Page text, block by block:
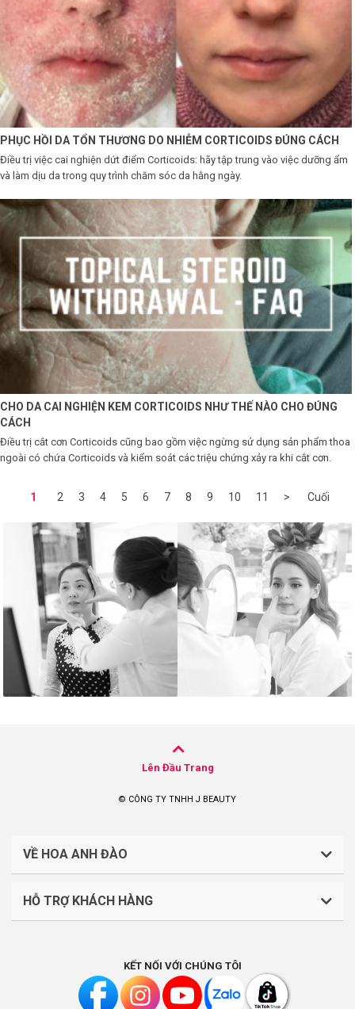
PHỤC HỒI DA TỔN THƯƠNG DO NHIỄM CORTICOIDS ĐÚNG CÁCH
Điều trị việc cai nghiện dứt điểm Corticoids: hãy tập trung vào việc dưỡng ẩm
và làm dịu da trong quy trình chăm sóc da hằng ngày.
CHO DA CAI NGHIỆN KEM CORTICOIDS NHƯ THẾ NÀO CHO ĐÚNG
CÁCH
Điều trị cắt cơn Corticoids cũng bao gồm việc ngừng sử dụng sản phẩm thoa
ngoài có chứa Corticoids và kiểm soát các triệu chứng xảy ra khi cắt cơn.
1 2 3 4 5 6 7 8 9 10 11 > Cuối
Lên Đầu Trang
© CÔNG TY TNHH J BEAUTY
VỀ HOA ANH ĐÀO
CÔNG TY TNHH J BEAUTY
Liên hệ: (028).7303.9118
HỖ TRỢ KHÁCH HÀNG
Chính sách vận chuyển, giao nhận
Chính sách đổi trả và hoàn tiền
KẾT NỐI VỚI CHÚNG TÔI